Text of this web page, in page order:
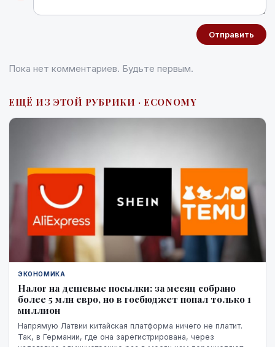
Отправить
Пока нет комментариев. Будьте первым.
ЕЩЁ ИЗ ЭТОЙ РУБРИКИ · ECONOMY
ЭКОНОМИКА
Налог на дешевые посылки: за месяц собрано
более 5 млн евро, но в госбюджет попал только 1
миллион
Напрямую Латвии китайская платформа ничего не платит.
Так, в Германии, где она зарегистрирована, через